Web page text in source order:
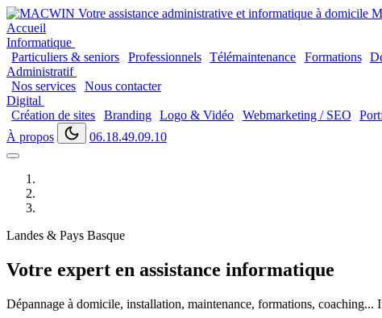
Accueil
Informatique
Particuliers & seniors
Professionnels Télémaintenance Formations
Administratif
Nos services
Nous contacter
Digital
Création de sites
Branding Logo & Vidéo Webmarketing / SEO
À propos
06.18.49.09.10
Landes & Pays Basque
Votre expert en assistance informatique
Dépannage à domicile, installation, maintenance, formations, coaching...